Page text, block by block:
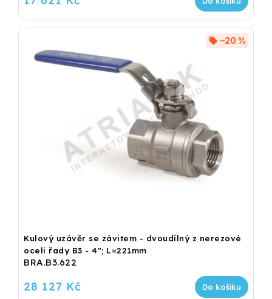
Kulový uzávěr se závitem - dvoudílný z nerezové
oceli řady B3 - 4"; L=221mm
BRA.B3.622
–20 %
28 127 Kč Do košíku